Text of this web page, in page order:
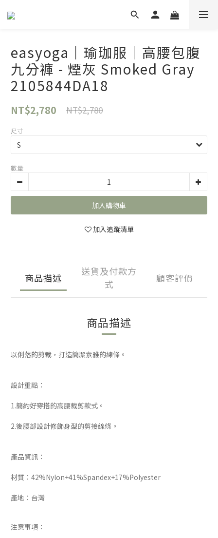
easyoga｜瑜珈服｜高腰包腹
九分褲 - 煙灰 Smoked Gray
2105844DA18
NT$2,780 NT$2,780
尺寸
數量
加入購物車
加入追蹤清單
商品描述
送貨及付款方
式
顧客評價
商品描述
以俐落的剪裁，打造簡潔素雅的線條。
設計重點：
1.簡約好穿搭的高腰裁剪款式。
2.後腰部設計修飾身型的剪接線條。
產品資訊：
材質：42%Nylon+41%Spandex+17%Polyester
產地：台灣
注意事項：